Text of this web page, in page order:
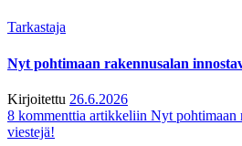
Tarkastaja
Nyt pohtimaan rakennusalan
Kirjoitettu 26.6.2026
8 kommenttia artikkeliin Nyt pohtimaan
viestejä!